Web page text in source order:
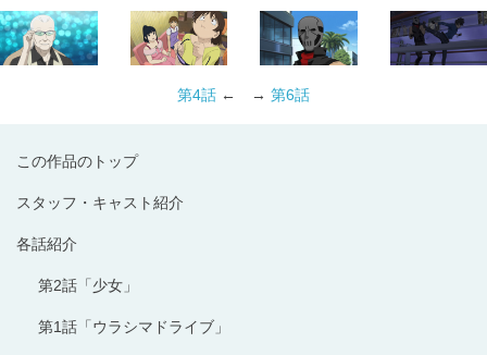
この作品のトップ
スタッフ・キャスト紹介
各話紹介
第2話「少女」
第1話「ウラシマドライブ」
第4話 ← → 第6話